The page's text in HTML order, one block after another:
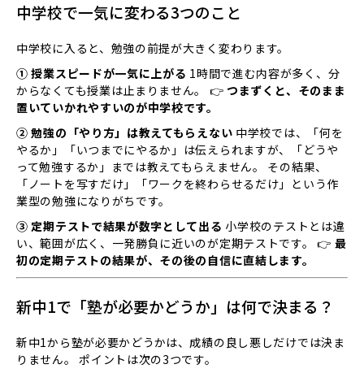
中学校で一気に変わる3つのこと
中学校に入ると、勉強の前提が大きく変わります。
① 授業スピードが一気に上がる 1時間で進む内容が多く、分
からなくても授業は止まりません。 👉 つまずくと、そのまま
置いていかれやすいのが中学校です。
② 勉強の「やり方」は教えてもらえない 中学校では、「何を
やるか」「いつまでにやるか」は伝えられますが、「どうや
って勉強するか」までは教えてもらえません。 その結果、
「ノートを写すだけ」「ワークを終わらせるだけ」という作
業型の勉強になりがちです。
③ 定期テストで結果が数字として出る 小学校のテストとは違
い、範囲が広く、一発勝負に近いのが定期テストです。 👉 最
初の定期テストの結果が、その後の自信に直結します。
新中1で「塾が必要かどうか」は何で決まる？
新中1から塾が必要かどうかは、成績の良し悪しだけでは決ま
りません。 ポイントは次の3つです。